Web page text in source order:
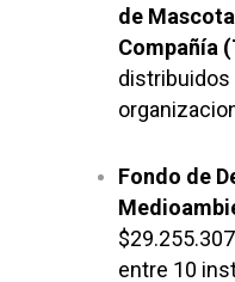
de
Compañía
distribuidos
Fondo de
entre 10